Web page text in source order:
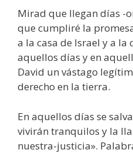
Mirad que llegan días -
que cumpliré la
a la casa de Israel y a la
aquellos días y en
David un vástago
derecho en la tierra.
En aquellos días se
vivirán tranquilos y la
nuestra-justicia».